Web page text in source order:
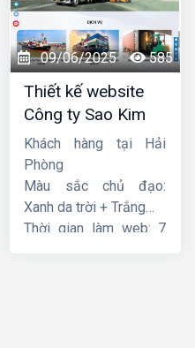
09/06/2025 585
Thiết kế website
Công ty Sao Kim
Khách hàng tại Hải
Phòng
Màu sắc chủ đạo:
Xanh da trời + Trắng
Thời gian làm web: 7